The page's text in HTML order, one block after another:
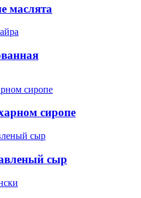
маслята
сиропе
сыр